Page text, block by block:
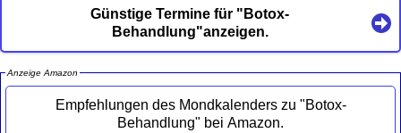
Günstige Termine für "Botox-
Behandlung"anzeigen.
Anzeige Amazon
Empfehlungen des Mondkalenders zu "Botox-
Behandlung" bei Amazon.